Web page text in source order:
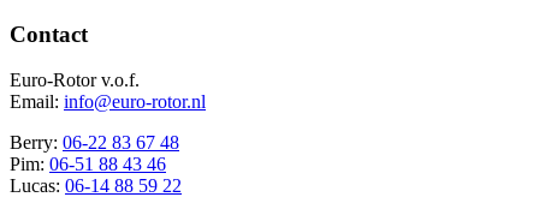
Contact
Euro-Rotor v.o.f.
Email: info@euro-rotor.nl
Berry: 06-22 83 67 48
Pim: 06-51 88 43 46
Lucas: 06-14 88 59 22